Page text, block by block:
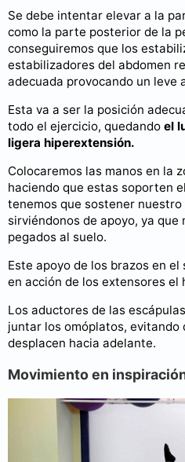
Se debe intentar elevar a la
como la parte posterior de la
conseguiremos que los
estabilizadores del abdomen
adecuada provocando un leve
Esta va a ser la posición
todo el ejercicio, quedando el
ligera hiperextensión.
Colocaremos las manos en la
haciendo que estas soporten
tenemos que sostener
sirviéndonos de apoyo, ya
pegados al suelo.
Este apoyo de los brazos en
en acción de los extensores el
Los aductores de las
juntar los omóplatos, evitando
desplacen hacia adelante.
Movimiento en